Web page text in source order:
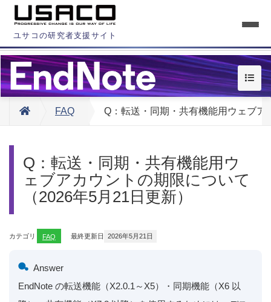
ユサコの研究者支援サイト
FAQ Q：転送・同期・共有機能用ウェブ
Q：転送・同期・共有機能用ウ
ェブアカウントの期限について
（2026年5月21日更新）
カテゴリ FAQ 最終更新日 2026年5月21日
Answer
EndNote の転送機能（X2.0.1～X5）・同期機能（X6 以